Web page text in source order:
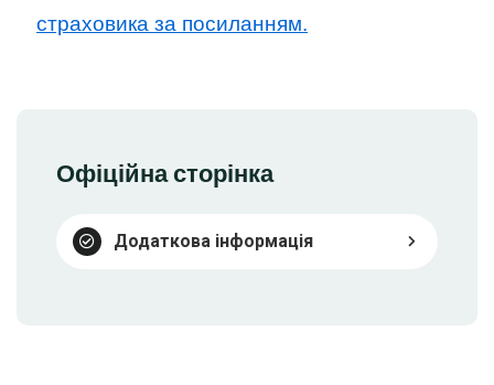
страховика за посиланням.
Офіційна сторінка
Додаткова інформація